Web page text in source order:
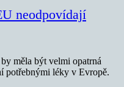
neodpovídají
měla být velmi opatrná
potřebnými léky v Evropě.